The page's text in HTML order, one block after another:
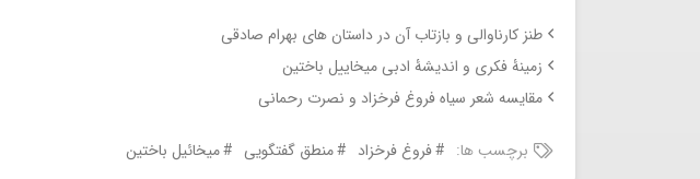
طنز کارناوالی و بازتاب آن در داستان های بهرام صادقی
زمینۀ فکری و اندیشۀ ادبی میخاییل باختین
مقایسه شعر سیاه فروغ فرخزاد و نصرت رحمانی
برچسب ها: فروغ فرخزاد منطق گفتگویی میخائیل باختین